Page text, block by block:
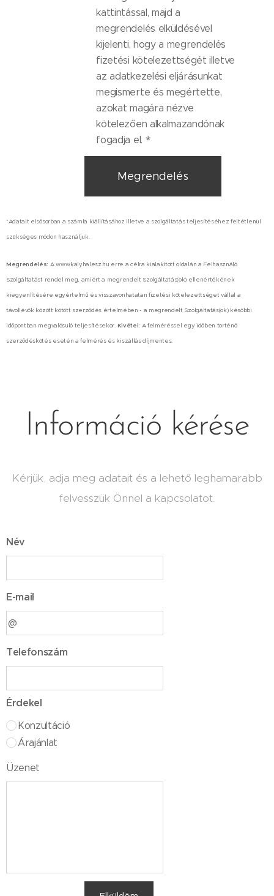
kattintással, majd a
megrendelés elküldésével
kijelenti, hogy a megrendelés
fizetési kötelezettségét illetve
az adatkezelési eljárásunkat
megismerte és megértette,
azokat magára nézve
kötelezően alkalmazandónak
fogadja el.
Megrendelés
*Adatait elsősorban a számla kiállításához illetve a szolgáltatás teljesítéséhez feltétlenül
szükséges módon használjuk.
Megrendelés: A www.kalyhalesz.hu erre a célra kialakított oldalán a Felhasználó
Szolgáltatást rendel meg, amiért a megrendelt Szolgáltatás(ok) ellenértékének
kiegyenlítésére egyértelmű és visszavonhatatan fizetési kötelezettséget vállal a
távollévők között kötött szerződés értelmében - a megrendelt Szolgáltatás(ok) későbbi
időpontban megvalósuló teljesítésekor. Kivétel: A felméréssel egy időben történő
szerződéskötés esetén a felmérés és kiszállás díjmentes.
Információ kérése
Kérjük, adja meg adatait és a lehető leghamarabb
felvesszük Önnel a kapcsolatot.
Név
E-mail
Telefonszám
Érdekel
Konzultáció
Árajánlat
Üzenet